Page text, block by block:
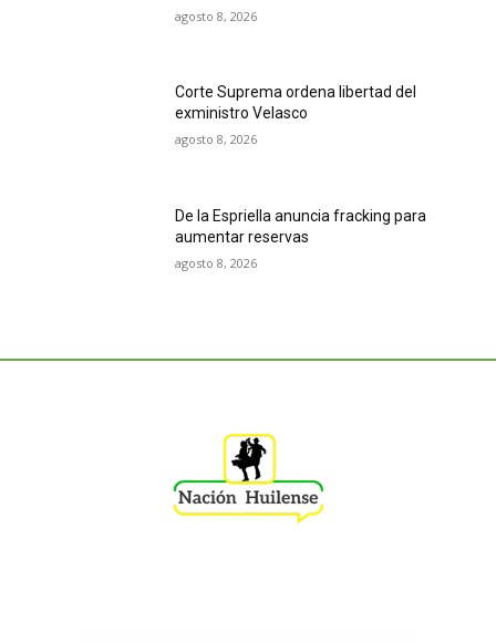
agosto 8, 2026
Corte Suprema ordena libertad del
exministro Velasco
agosto 8, 2026
De la Espriella anuncia fracking para
aumentar reservas
agosto 8, 2026